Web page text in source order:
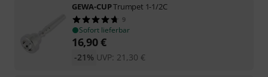
GEWA-CUPTrumpet 1-1/2C
9
Sofort lieferbar
16,90€
UVP: 21,30 €
-21%